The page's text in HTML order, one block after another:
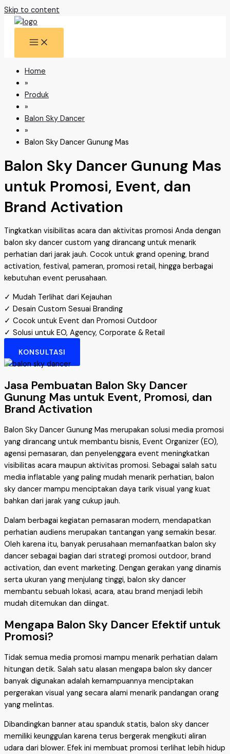
Skip to content
Home
»
Produk
»
Balon Sky Dancer
»
Balon Sky Dancer Gunung Mas
Balon Sky Dancer Gunung Mas
untuk Promosi, Event, dan
Brand Activation
Tingkatkan visibilitas acara dan aktivitas promosi Anda dengan
balon sky dancer custom yang dirancang untuk menarik
perhatian dari jarak jauh. Cocok untuk grand opening, brand
activation, festival, pameran, promosi retail, hingga berbagai
kebutuhan event perusahaan.
✓ Mudah Terlihat dari Kejauhan
✓ Desain Custom Sesuai Branding
✓ Cocok untuk Event dan Promosi Outdoor
✓ Solusi untuk EO, Agency, Corporate & Retail
KONSULTASI
Jasa Pembuatan Balon Sky Dancer
Gunung Mas untuk Event, Promosi, dan
Brand Activation
Balon Sky Dancer Gunung Mas merupakan solusi media promosi
yang dirancang untuk membantu bisnis, Event Organizer (EO),
agensi pemasaran, dan penyelenggara event meningkatkan
visibilitas acara maupun aktivitas promosi. Sebagai salah satu
media inflatable yang paling mudah menarik perhatian, balon
sky dancer mampu menciptakan daya tarik visual yang kuat
bahkan dari jarak yang cukup jauh.
Dalam berbagai kegiatan pemasaran modern, mendapatkan
perhatian audiens merupakan tantangan yang semakin besar.
Oleh karena itu, banyak perusahaan memanfaatkan balon sky
dancer sebagai bagian dari strategi promosi outdoor, brand
activation, dan event marketing. Dengan gerakan yang dinamis
serta ukuran yang menjulang tinggi, balon sky dancer
membantu sebuah lokasi, acara, atau brand menjadi lebih
mudah ditemukan dan diingat.
Mengapa Balon Sky Dancer Efektif untuk
Promosi?
Tidak semua media promosi mampu menarik perhatian dalam
hitungan detik. Salah satu alasan mengapa balon sky dancer
banyak digunakan adalah kemampuannya menciptakan
pergerakan visual yang secara alami menarik pandangan orang
yang melintas.
Dibandingkan banner atau spanduk statis, balon sky dancer
memiliki keunggulan karena terus bergerak mengikuti aliran
udara dari blower. Efek ini membuat promosi terlihat lebih hidup